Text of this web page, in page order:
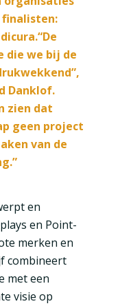
finalisten:
die we bij de
Danklof.
zien dat
geen project
van de
en
en Point-
merken en
combineert
met een
visie op